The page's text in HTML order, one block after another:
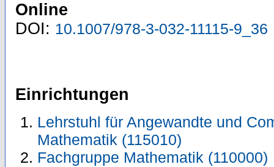
Online
DOI: 10.1007/978-3-032-11115-9_36
Einrichtungen
Lehrstuhl für Angewandte und
Mathematik (115010)
Fachgruppe Mathematik (110000)